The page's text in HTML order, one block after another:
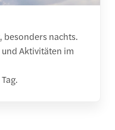
besonders nachts.
Aktivitäten im